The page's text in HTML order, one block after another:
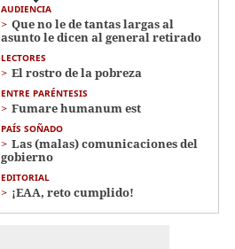
AUDIENCIA
Que no le de tantas largas al
asunto le dicen al general retirado
LECTORES
El rostro de la pobreza
ENTRE PARÉNTESIS
Fumare humanum est
PAÍS SOÑADO
Las (malas) comunicaciones del
gobierno
EDITORIAL
¡EAA, reto cumplido!